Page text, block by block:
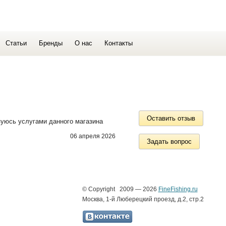
Статьи Бренды О нас Контакты
услугами данного магазина
06 апреля 2026
Оставить отзыв
Задать вопрос
© Copyright 2009 — 2026 FineFishing.ru
Москва, 1-й Люберецкий проезд, д.2, стр.2